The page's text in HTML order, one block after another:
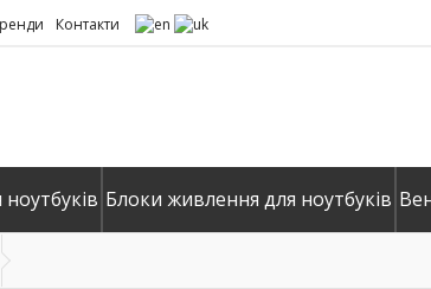
Контакти
Блоки живлення для ноутбуків